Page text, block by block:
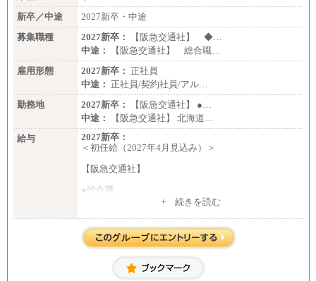
新卒／中途
2027新卒・中途
募集職種
2027新卒：
【阪急交通社】 ◆…
中途：
【阪急交通社】 総合職…
雇用形態
2027新卒： 正社員
中途： 正社員/契約社員/アル…
勤務地
2027新卒：
【阪急交通社】 ●…
中途：
【阪急交通社】 北海道…
給与
2027新卒：
＜初任給（2027年4月見込み）＞
【阪急交通社】
●総合職
(※3)、239,000円(※4)、237,000円（※5）
・専門・短大卒
(※3)、218,500円(※4)、216,500円（※5）
+ 続きを読む